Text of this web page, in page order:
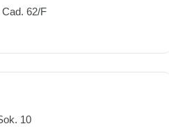
62/F
10